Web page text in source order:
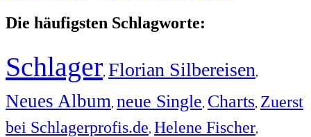
Die häufigsten Schlagworte:
Schlager, Florian Silbereisen,
Neues Album, neue Single, Charts, Zuerst
bei Schlagerprofis.de, Helene Fischer,